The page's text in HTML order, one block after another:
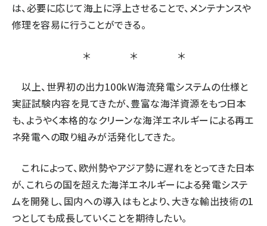
は、必要に応じて海上に浮上させることで、メンテナンスや
修理を容易に行うことができる。
＊ ＊ ＊
以上、世界初の出力100kW海流発電システムの仕様と
実証試験内容を見てきたが、豊富な海洋資源をもつ日本
も、ようやく本格的なクリーンな海洋エネルギーによる再エ
ネ発電への取り組みが活発化してきた。
これによって、欧州勢やアジア勢に遅れをとってきた日本
が、これらの国を超えた海洋エネルギーによる発電システ
ムを開発し、国内への導入はもとより、大きな輸出技術の1
つとしても成長していくことを期待したい。